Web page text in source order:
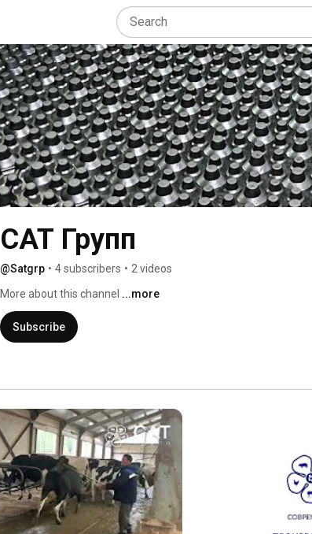
САТ Групп
@Satgrp • 4 subscribers • 2 videos
More about this channel ...more
Subscribe